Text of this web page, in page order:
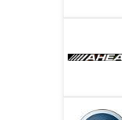
AHEAD